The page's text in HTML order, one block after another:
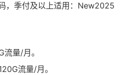
，季付及以上适用：New2025
量/月。
流量/月。